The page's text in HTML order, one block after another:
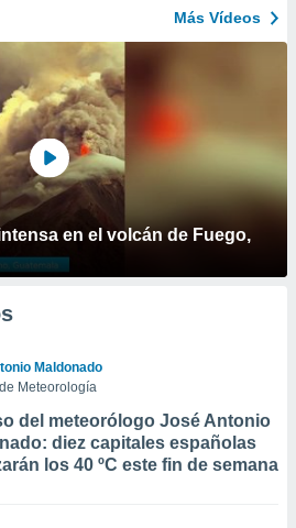
Más Vídeos
en el volcán de Fuego,
Maldonado
Meteorología
del meteorólogo José Antonio
diez capitales españolas
los 40 ºC este fin de semana